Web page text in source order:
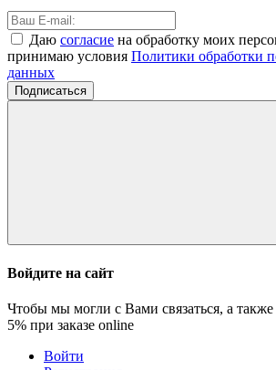
Даю согласие на обработку моих
принимаю условия Политики обработки
данных
Подписаться
Войдите на сайт
Чтобы мы могли с Вами связаться, а
5% при заказе online
Войти